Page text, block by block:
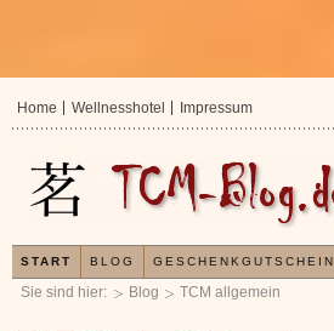
Sie sind hier: Blog TCM allgemein
Home Wellnesshotel Impressum
START BLOG GESCHENKGUTSCHEIN